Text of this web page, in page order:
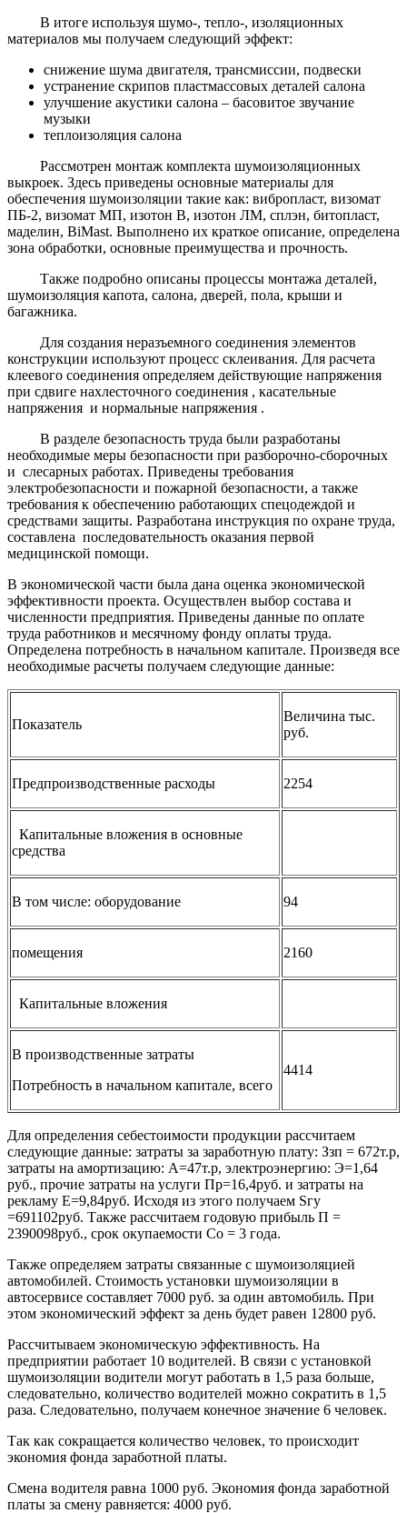
В итоге используя шумо-, тепло-, изоляционных
материалов мы получаем следующий эффект:
снижение шума двигателя, трансмиссии, подвески
устранение скрипов пластмассовых деталей салона
улучшение акустики салона – басовитое звучание
музыки
теплоизоляция салона
Рассмотрен монтаж комплекта шумоизоляционных
выкроек. Здесь приведены основные материалы для
обеспечения шумоизоляции такие как: вибропласт, визомат
ПБ-2, визомат МП, изотон В, изотон ЛМ, сплэн, битопласт,
маделин, BiMast. Выполнено их краткое описание, определена
зона обработки, основные преимущества и прочность.
Также подробно описаны процессы монтажа деталей,
шумоизоляция капота, салона, дверей, пола, крыши и
багажника.
Для создания неразъемного соединения элементов
конструкции используют процесс склеивания. Для расчета
клеевого соединения определяем действующие напряжения
при сдвиге нахлесточного соединения , касательные
напряжения и нормальные напряжения .
В разделе безопасность труда были разработаны
необходимые меры безопасности при разборочно-сборочных
и слесарных работах. Приведены требования
электробезопасности и пожарной безопасности, а также
требования к обеспечению работающих спецодеждой и
средствами защиты. Разработана инструкция по охране труда,
составлена последовательность оказания первой
медицинской помощи.
В экономической части была дана оценка экономической
эффективности проекта. Осуществлен выбор состава и
численности предприятия. Приведены данные по оплате
труда работников и месячному фонду оплаты труда.
Определена потребность в начальном капитале. Произведя все
необходимые расчеты получаем следующие данные:
Показатель
Величина тыс.
руб.
Предпроизводственные расходы 2254
Капитальные вложения в основные
средства
В том числе: оборудование 94
помещения 2160
Капитальные вложения
В производственные затраты
Потребность в начальном капитале, всего
4414
Для определения себестоимости продукции рассчитаем
следующие данные: затраты за заработную плату: Ззп = 672т.р,
затраты на амортизацию: А=47т.р, электроэнергию: Э=1,64
руб., прочие затраты на услуги Пр=16,4руб. и затраты на
рекламу Е=9,84руб. Исходя из этого получаем Sгу
=691102руб. Также рассчитаем годовую прибыль П =
2390098руб., срок окупаемости Со = 3 года.
Также определяем затраты связанные с шумоизоляцией
автомобилей. Стоимость установки шумоизоляции в
автосервисе составляет 7000 руб. за один автомобиль. При
этом экономический эффект за день будет равен 12800 руб.
Рассчитываем экономическую эффективность. На
предприятии работает 10 водителей. В связи с установкой
шумоизоляции водители могут работать в 1,5 раза больше,
следовательно, количество водителей можно сократить в 1,5
раза. Следовательно, получаем конечное значение 6 человек.
Так как сокращается количество человек, то происходит
экономия фонда заработной платы.
Смена водителя равна 1000 руб. Экономия фонда заработной
платы за смену равняется: 4000 руб.